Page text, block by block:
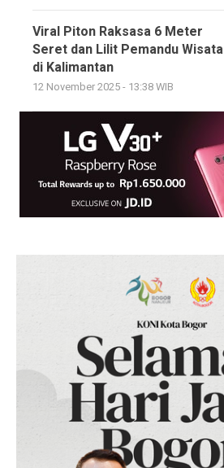
Viral Piton Raksasa 6 Meter
Seret dan Lilit Pemandu Wisata
di Kalimantan
12 November 2025 - 13:38 WIB